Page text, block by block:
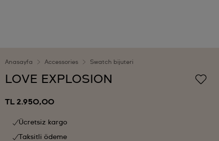
Anasayfa Accessories Swatch bijuteri
LOVE EXPLOSION
TL 2.950,00
Ücretsiz kargo
Taksitli ödeme